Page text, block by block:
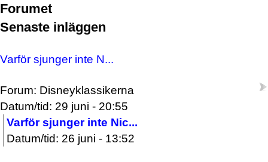
Forumet
Senaste inläggen
Varför sjunger inte N...
Forum: Disneyklassikerna
Datum/tid: 29 juni - 20:55
Varför sjunger inte Nic...
Datum/tid: 26 juni - 13:52